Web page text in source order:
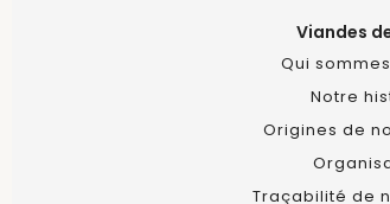
Viandes
Qui
Notre
Origines de
Traçabilité de